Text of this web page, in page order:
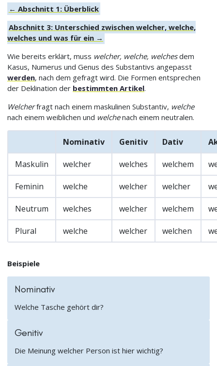
← Abschnitt 1: Überblick
Abschnitt 3: Unterschied zwischen welcher, welche,
welches und was für ein →
Wie bereits erklärt, muss welcher, welche, welchesdem
Kasus, Numerus und Genus des Substantivs angepasst
werden, nach dem gefragt wird. Die Formen entsprechen
der Deklination der bestimmten Artikel.
Welcherfragt nach einem maskulinen Substantiv, welche
nach einem weiblichen und welchenach einem neutralen.
Nominativ Genitiv Dativ
Maskulin welcher welches welchem
Feminin welche welcher welcher
Neutrum welches welcher welchem
Plural welche welcher welchen
Beispiele
Nominativ
Welche Tasche gehört dir?
Genitiv
Die Meinung welcher Person ist hier wichtig?